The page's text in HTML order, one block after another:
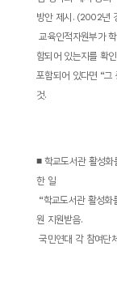
방안 제시 . (2002년
­교육인적자원부가
함되어 있는지를 확
포함되어 있다면 “그
것.
■ 학교도서관 활성화
한 일
­ “학교도서관 활성화
원 지원받음.
­국민연대 각 참여단